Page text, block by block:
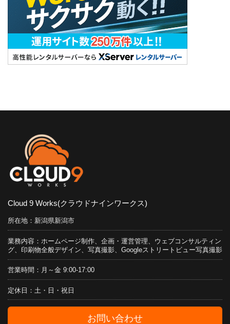
Cloud 9 Works(クラウドナインワークス)
所在地：新潟県新潟市
業務内容：ホームページ制作、企画・運営管理、ウェブコンサルティン
グ、印刷物全般デザイン、写真撮影、Googleストリートビュー写真撮影
営業時間：月～金 9:00-17:00
定休日：土・日・祝日
お問い合わせ